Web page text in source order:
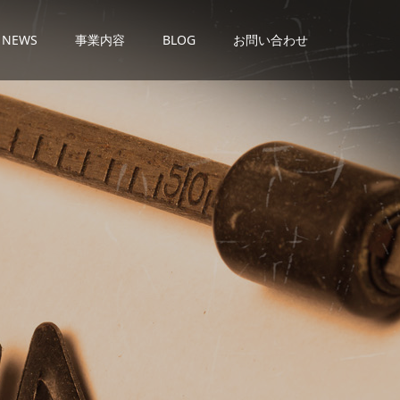
NEWS 事業内容 BLOG お問い合わせ